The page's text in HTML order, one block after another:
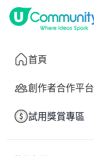
首頁
創作者合作平台
試用獎賞專區